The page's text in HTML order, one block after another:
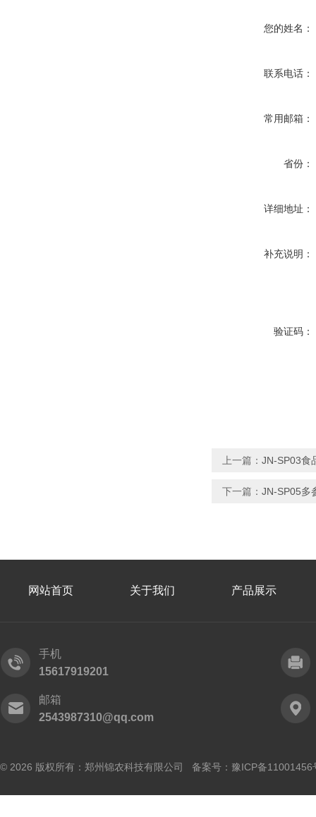
您的姓名：
联系电话：
常用邮箱：
省份：
详细地址：
补充说明：
验证码：
上一篇： JN-SP03食
下一篇： JN-SP05多
网站首页 关于我们 产品展示
手机
15617919201
邮箱
2543987310@qq.com
© 2026 版权所有：郑州锦农科技有限公司 备案号： 豫ICP备11001456